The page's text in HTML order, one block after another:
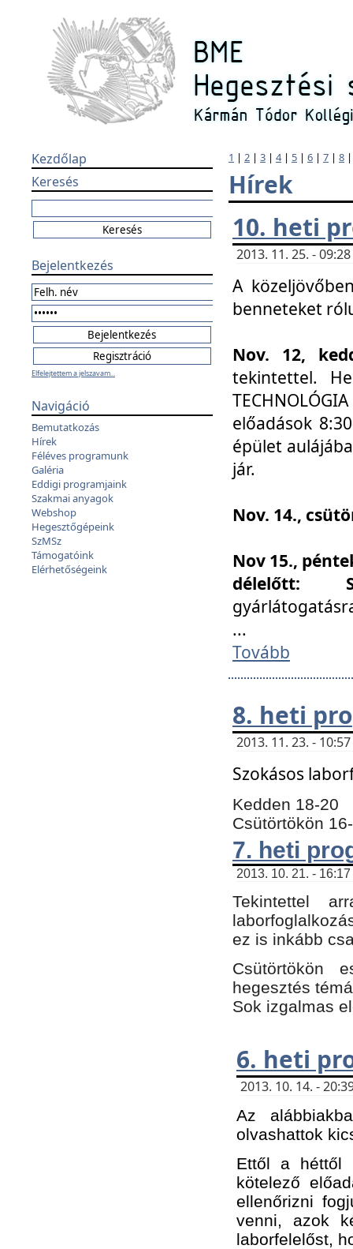
Kezdőlap
Keresés
Bejelentkezés
Elfelejtettem a jelszavam...
Navigáció
Bemutatkozás
Hírek
Féléves programunk
Galéria
Eddigi programjaink
Szakmai anyagok
Webshop
Hegesztőgépeink
SzMSz
Támogatóink
Elérhetőségeink
1 | 2 | 3 | 4| 5 | 6 | 7 | 8
Hírek
10. heti
2013. 11. 25. -
A
benneteket
Nov. 12,
tekintettel.
előadások
épület
jár.
Nov. 14.,
Nov 15.,
délelőtt:
...
Tovább
8. heti
2013. 11. 23. -
Szokásos
Kedden 18-20
Csütörtökön
7. heti
2013. 10. 21. -
Tekintettel
ez is inkább
Csütörtökön
hegesztés
Sok izgalmas
6. heti
2013. 10. 14. -
Az
olvashattok
Ettől a héttől
kötelező
ellenőrizni
venni, azok
laborfelelőst,